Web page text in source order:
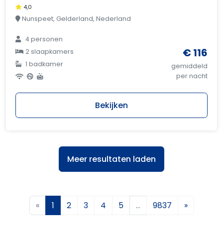
4,0
Nunspeet, Gelderland, Nederland
4 personen
2 slaapkamers
1 badkamer
€ 116
gemiddeld
per nacht
Bekijken
Meer resultaten laden
« 1 2 3 4 5 … 9837 »